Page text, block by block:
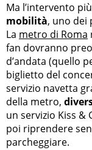
Ma l’intervento
mobilità, uno dei
La metro di Roma
fan dovranno
d’andata (quello
biglietto del
servizio navetta
della metro,
un servizio Kiss &
poi riprendere
parcheggiare.